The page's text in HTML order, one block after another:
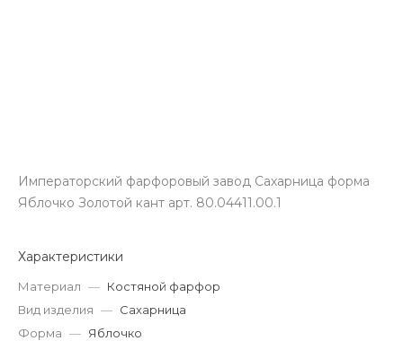
Императорский фарфоровый завод Сахарница форма
Яблочко Золотой кант арт. 80.04411.00.1
Характеристики
Материал — Костяной фарфор
Вид изделия — Сахарница
Форма — Яблочко